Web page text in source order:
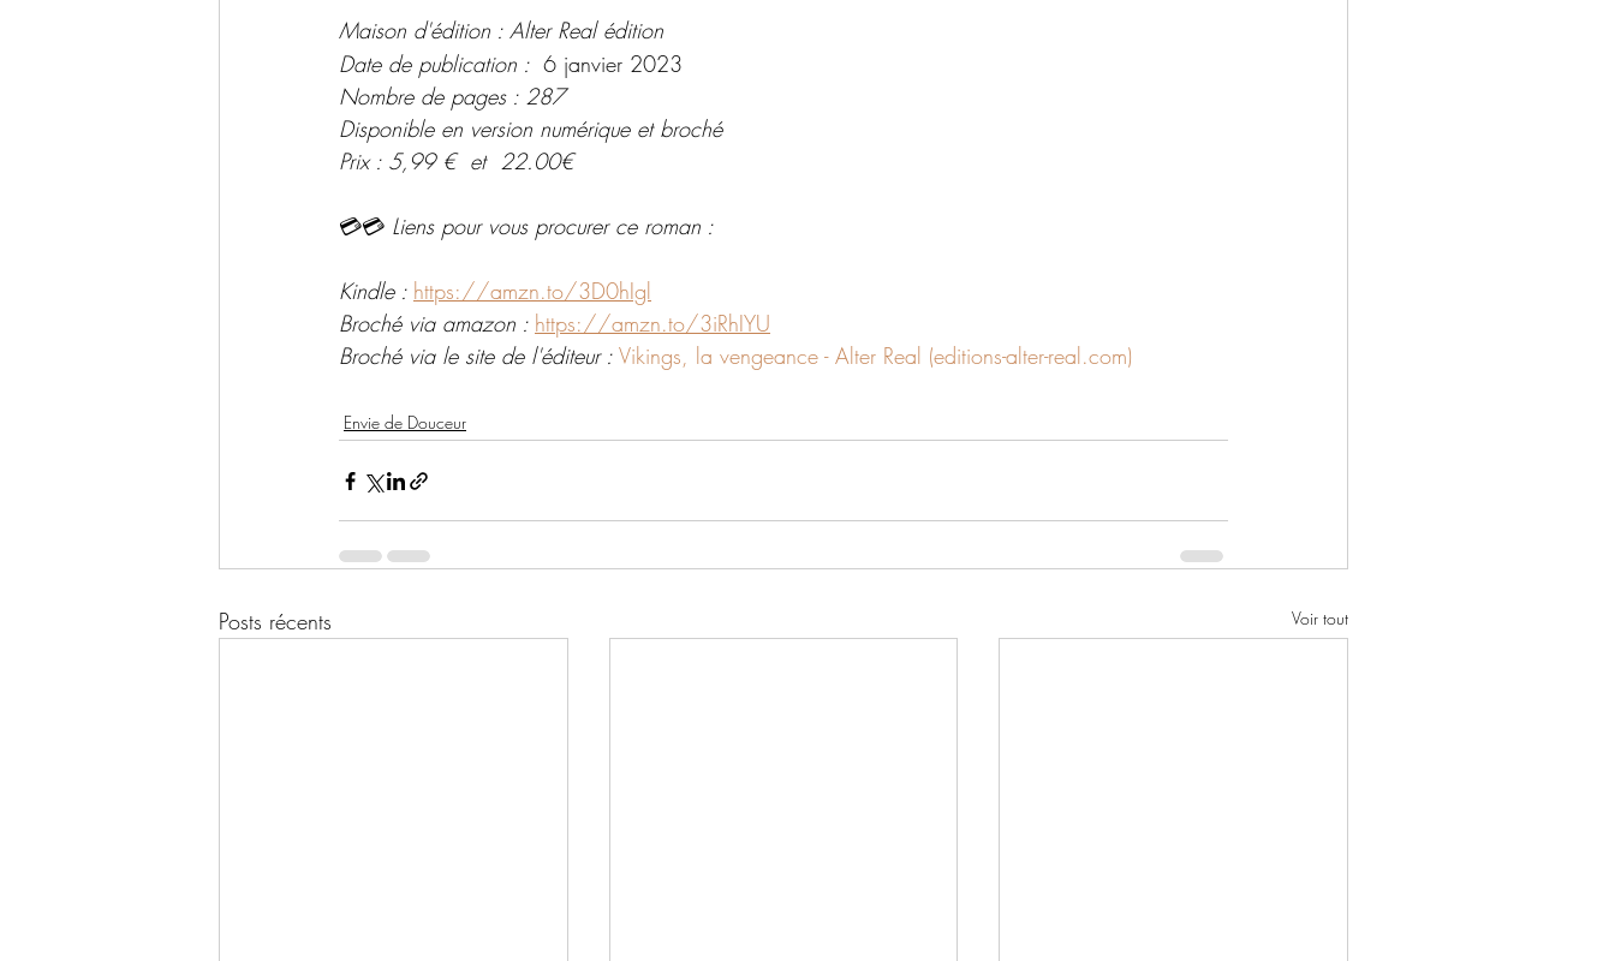
Maison d'édition : Alter Real édition
Date de publication : 6 janvier 2023
Nombre de pages : 287
Disponible en version numérique et broché
Prix : 5,99 €  et  22.00€
💳💳 Liens pour vous procurer ce roman :
Kindle : https://amzn.to/3D0hIgl
Broché via amazon : https://amzn.to/3iRhIYU
Broché via le site de l'éditeur : Vikings, la vengeance - Alter Real (editions-alter-real.com)
Envie de Douceur
Posts récents Voir tout